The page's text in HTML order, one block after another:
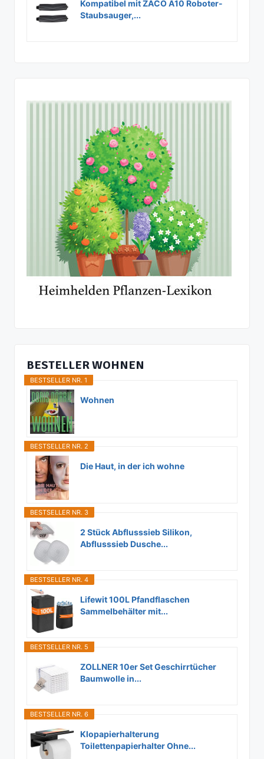
Kompatibel mit ZACO A10 Roboter-
Staubsauger,...
BESTELLER WOHNEN
BESTSELLER NR. 1
Wohnen
BESTSELLER NR. 2
Die Haut, in der ich wohne
BESTSELLER NR. 3
2 Stück Abflusssieb Silikon,
Abflusssieb Dusche...
BESTSELLER NR. 4
Lifewit 100L Pfandflaschen
Sammelbehälter mit...
BESTSELLER NR. 5
ZOLLNER 10er Set Geschirrtücher
Baumwolle in...
BESTSELLER NR. 6
Klopapierhalterung
Toilettenpapierhalter Ohne...